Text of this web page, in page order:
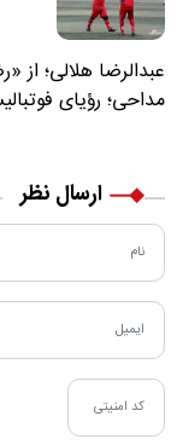
عبدالرضا هلالی؛ از
مداحی؛ رؤیای
ارسال نظر